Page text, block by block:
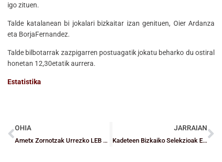
igo zituen.
Talde katalanean bi jokalari bizkaitar izan genituen, Oier Ardanza
eta BorjaFernandez.
Talde bilbotarrak zazpigarren postuagatik jokatu beharko du ostiral
honetan 12,30etatik aurrera.
Estatistika
OHIA
Ametx Zornotzak Urrezko LEB mailara igotzeko finala jokatuko du Granadari irabazi ostean
JARRAIAN
Kadeteen Bizkaiko Selekzioak Euskadiko Txapelketa prestatzen hasi dira